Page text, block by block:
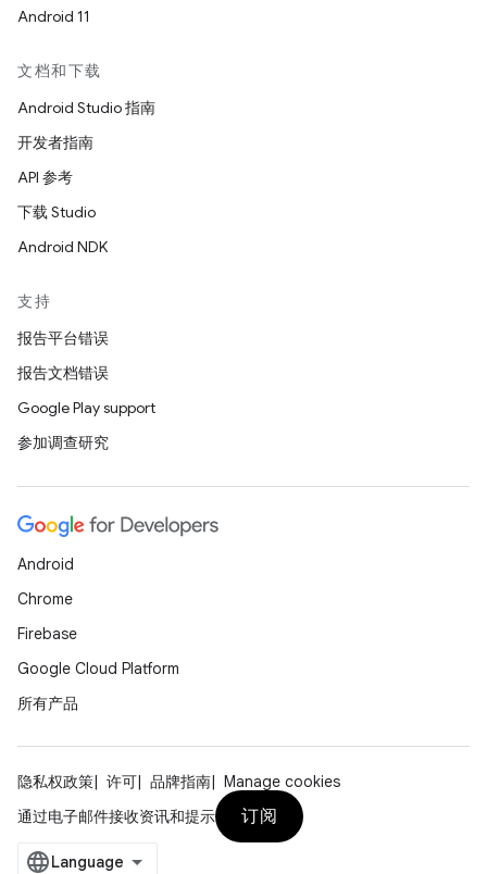
Android 11
文档和下载
Android Studio 指南
开发者指南
API 参考
下载 Studio
Android NDK
支持
报告平台错误
报告文档错误
Google Play support
参加调查研究
Android
Chrome
Firebase
Google Cloud Platform
所有产品
隐私权政策 许可 品牌指南
Manage cookies
通过电子邮件接收资讯和提示
订阅